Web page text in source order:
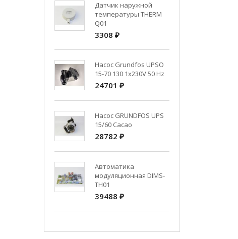
Датчик наружной
температуры THERM
Q01
3308 ₽
Насос Grundfos UPSO
15-70 130 1x230V 50 Hz
24701 ₽
Насос GRUNDFOS UPS
15/60 Cacao
28782 ₽
Автоматика
модуляционная DIMS-
TH01
39488 ₽